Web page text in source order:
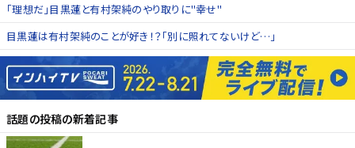
「理想だ」目黒蓮と有村架純のやり取りに"幸せ"
目黒蓮は有村架純のことが好き！？「別に照れてないけど…」
話題の投稿の新着記事